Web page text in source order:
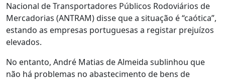
Nacional de Transportadores Públicos Rodoviários de
Mercadorias (ANTRAM) disse que a situação é “caótica”,
estando as empresas portuguesas a registar prejuízos
elevados.
No entanto, André Matias de Almeida sublinhou que
não há problemas no abastecimento de bens de